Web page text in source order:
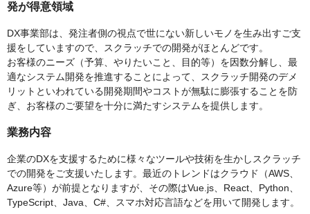
発が得意領域
DX事業部は、発注者側の視点で世にない新しいモノを生み出すご支
援をしていますので、スクラッチでの開発がほとんどです。
お客様のニーズ（予算、やりたいこと、目的等）を因数分解し、最
適なシステム開発を推進することによって、スクラッチ開発のデメ
リットといわれている開発期間やコストが無駄に膨張することを防
ぎ、お客様のご要望を十分に満たすシステムを提供します。
業務内容
企業のDXを支援するために様々なツールや技術を生かしスクラッチ
での開発をご支援いたします。最近のトレンドはクラウド（AWS、
Azure等）が前提となりますが、その際はVue.js、React、Python、
TypeScript、Java、C#、スマホ対応言語などを用いて開発します。